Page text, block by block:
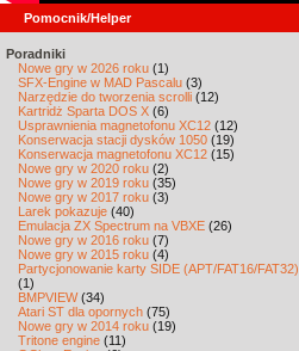
Pomocnik/Helper
Poradniki
Nowe gry w 2026 roku (1)
SFX-Engine w MAD Pascalu (3)
Narzędzie do tworzenia scrolli (12)
Kartridż Sparta DOS X (6)
Usprawnienia magnetofonu XC12 (12)
Konserwacja stacji dysków 1050 (19)
Konserwacja magnetofonu XC12 (15)
Nowe gry w 2020 roku (2)
Nowe gry w 2019 roku (35)
Nowe gry w 2017 roku (3)
Larek pokazuje (40)
Emulacja ZX Spectrum na VBXE (26)
Nowe gry w 2016 roku (7)
Nowe gry w 2015 roku (4)
Partycjonowanie karty SIDE (APT/FAT16/FAT32)
(1)
BMPVIEW(34)
Atari ST dla opornych (75)
Nowe gry w 2014 roku (19)
Tritone engine (11)